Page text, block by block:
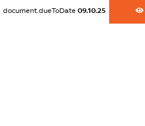
XXXXXXXXXX
document.dueToDate 09.10.25